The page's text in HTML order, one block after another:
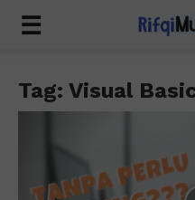
Tag: Visual